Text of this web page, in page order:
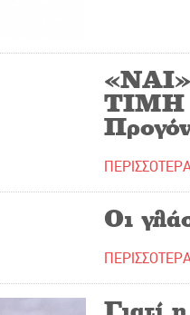
«ΝΑΙ»
ΤΙΜΗ
Οι
Γιατί